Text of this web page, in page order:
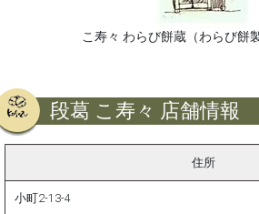
こ寿々 わらび餅蔵（わらび餅
段葛 こ寿々 店舗情報
住所
小町2-13-4